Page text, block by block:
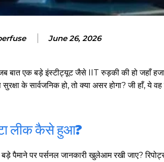
June 26, 2026
बात एक बड़े इंस्टीट्यूट जैसे IIT रुड़की की हो जहाँ
के सार्वजनिक हो, तो क्या असर होगा? जी हाँ, ये
लीक कैसे हुआ?
पर पर्सनल जानकारी खुलेआम रखी जाए?